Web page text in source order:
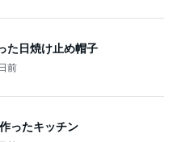
ったキッチン
前